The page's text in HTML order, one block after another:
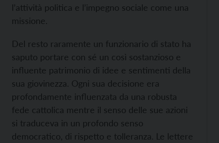
l’attività politica e l’impegno sociale come una
missione.
Del resto raramente un funzionario di stato ha
saputo portare con sé un così sostanzioso e
influente patrimonio di idee e sentimenti della
sua giovinezza. Ogni sua decisione era
profondamente influenzata da una robusta
fede cattolica mentre il senso delle sue azioni
si traduceva in un profondo senso
democratico, di rispetto e tolleranza. Le lettere